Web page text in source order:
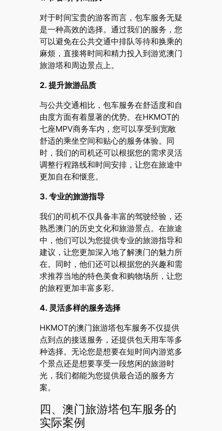
对于时间宝贵的游客而言，包车服务无疑
是一种高效的选择。通过我们的服务，您
可以避免在公共交通中排队等待和换乘的
麻烦，直接将时间和精力投入到游览澳门
旅游塔和周边景点上。
2. 提升旅游品质
与公共交通相比，包车服务在舒适度和自
由度方面有着显著的优势。在HKMOT的
七座MPV商务车内，您可以享受到宽敞
舒适的乘坐空间和贴心的服务体验。同
时，我们的司机还可以根据您的需求灵活
调整行程路线和时间安排，让您在旅途中
更加自在和惬意。
3. 专业的旅游指导
我们的司机不仅具备丰富的驾驶经验，还
熟悉澳门的历史文化和旅游景点。在旅途
中，他们可以为您提供专业的旅游指导和
建议，让您更加深入地了解澳门的魅力所
在。同时，他们还可以根据您的兴趣和需
求推荐当地的特色美食和购物场所，让您
的旅程更加丰富多彩。
4. 灵活多样的服务选择
HKMOT的澳门旅游塔包车服务不仅提供
点到点的接送服务，还提供包天用车等多
种选择。无论您是想要在短时间内游览多
个景点还是想要享受一段悠闲的旅游时
光，我们都能为您提供最合适的服务方
案。
四、澳门旅游塔包车服务的
实际案例